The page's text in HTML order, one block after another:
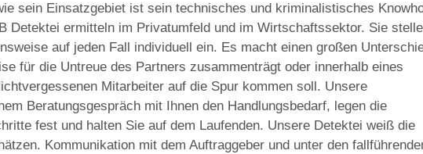
sein Einsatzgebiet ist sein technisches und kriminalistisches
Detektei ermitteln im Privatumfeld und im Wirtschaftssektor. Sie
auf jeden Fall individuell ein. Es macht einen großen
für die Untreue des Partners zusammenträgt oder innerhalb eines
Mitarbeiter auf die Spur kommen soll. Unsere
Beratungsgespräch mit Ihnen den Handlungsbedarf, legen die
fest und halten Sie auf dem Laufenden. Unsere Detektei weiß die
Kommunikation mit dem Auftraggeber und unter den